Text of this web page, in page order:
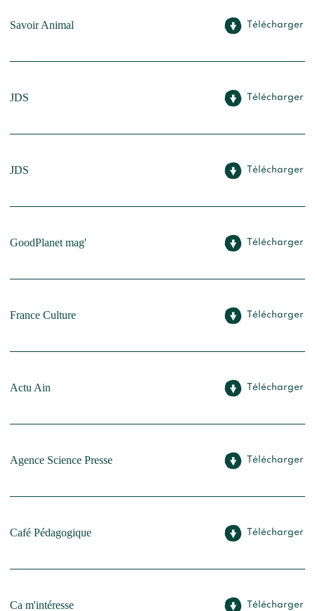
Savoir Animal Télécharger
JDS Télécharger
JDS Télécharger
GoodPlanet mag' Télécharger
France Culture Télécharger
Actu Ain Télécharger
Agence Science Presse Télécharger
Café Pédagogique Télécharger
Ca m'intéresse Télécharger